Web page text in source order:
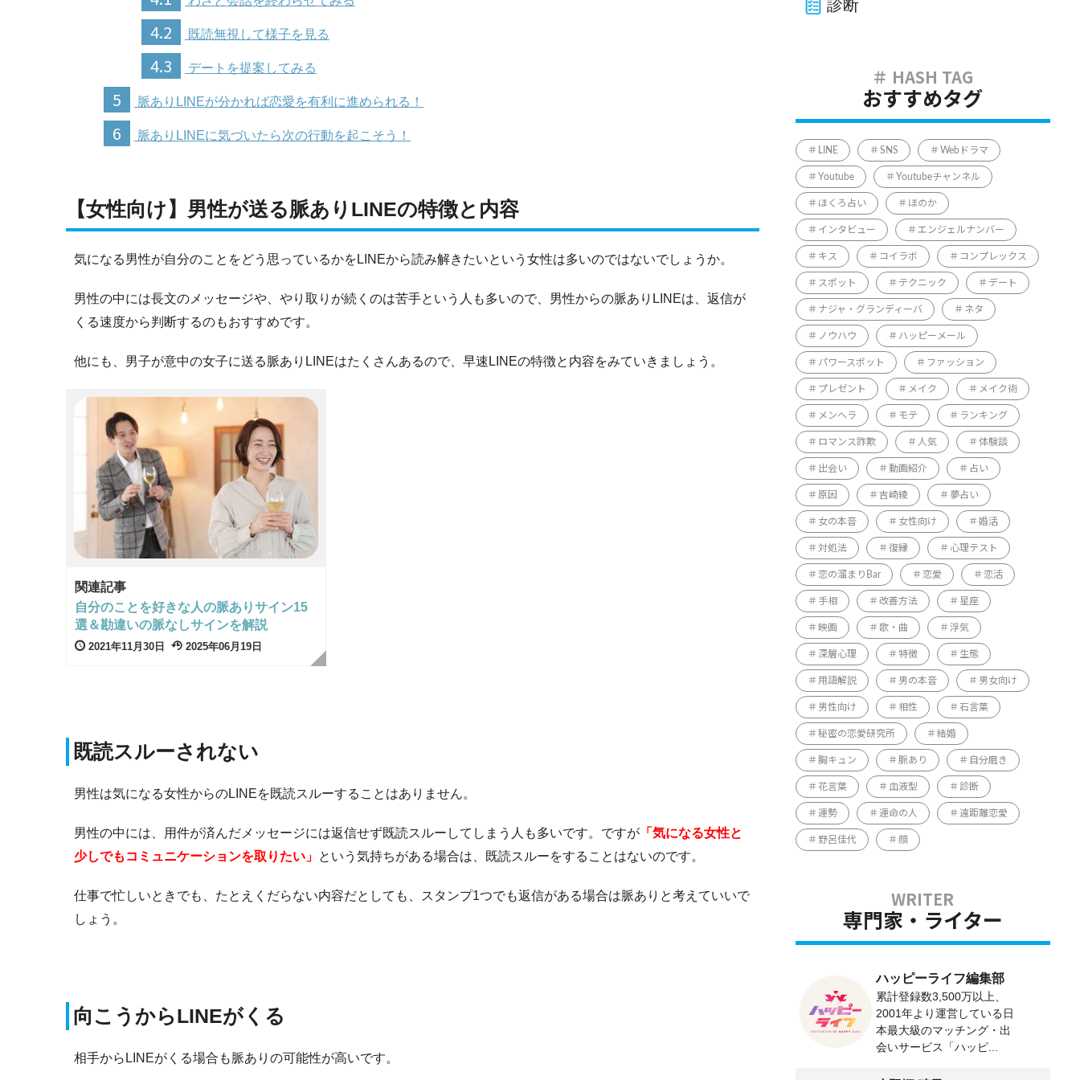
4.2 既読無視して様子を見る
4.3 デートを提案してみる
5 脈ありLINEが分かれば恋愛を有利に進められる！
6 脈ありLINEに気づいたら次の行動を起こそう！
【女性向け】男性が送る脈ありLINEの特徴と内容
気になる男性が自分のことをどう思っているかをLINEから読み解きたいという女性は多いのではないでしょうか。
男性の中には長文のメッセージや、やり取りが続くのは苦手という人も多いので、男性からの脈ありLINEは、返信が
くる速度から判断するのもおすすめです。
他にも、男子が意中の女子に送る脈ありLINEはたくさんあるので、早速LINEの特徴と内容をみていきましょう。
関連記事
自分のことを好きな人の脈ありサイン15
選＆勘違いの脈なしサインを解説
2021年11月30日 2025年06月19日
既読スルーされない
男性は気になる女性からのLINEを既読スルーすることはありません。
男性の中には、用件が済んだメッセージには返信せず既読スルーしてしまう人も多いです。ですが 「気になる女性と
少しでもコミュニケーションを取りたい」 という気持ちがある場合は、既読スルーをすることはないのです。
仕事で忙しいときでも、たとえくだらない内容だとしても、スタンプ1つでも返信がある場合は脈ありと考えていいで
しょう。
向こうからLINEがくる
相手からLINEがくる場合も脈ありの可能性が高いです。
診断
おすすめタグ
LINE SNS Webドラマ
Youtube Youtubeチャンネル
ほくろ占い ほのか
インタビュー エンジェルナンバー
キス コイラボ コンプレックス
スポット テクニック デート
ナジャ・グランディーバ ネタ
ノウハウ ハッピーメール
パワースポット ファッション
プレゼント メイク メイク術
メンヘラ モテ ランキング
ロマンス詐欺 人気 体験談
出会い 動画紹介 占い
原因 吉崎綾 夢占い
女の本音 女性向け 婚活
対処法 復縁 心理テスト
恋の溜まりBar 恋愛 恋活
手相 改善方法 星座
映画 歌・曲 浮気
深層心理 特徴 生態
用語解説 男の本音 男女向け
男性向け 相性 石言葉
秘密の恋愛研究所 結婚
胸キュン 脈あり 自分磨き
花言葉 血液型 診断
運勢 運命の人 遠距離恋愛
野呂佳代 顔
専門家・ライター
ハッピーライフ編集部
累計登録数3,500万以上、
2001年より運営している日
本最大級のマッチング・出
会いサービス「ハッピ...